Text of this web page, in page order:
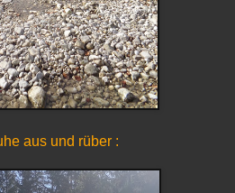
aus und rüber :